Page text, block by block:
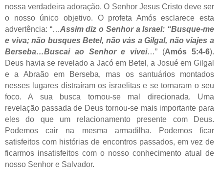
nossa verdadeira adoração. O Senhor Jesus Cristo deve ser
o nosso único objetivo. O profeta Amós esclarece esta
advertência: “…Assim diz o Senhor a Israel: “Busque-me
e viva; não busques Betel, não vás a Gilgal, não viajes a
Berseba…Buscai ao Senhor e vivei…” (Amós 5:4-6).
Deus havia se revelado a Jacó em Betel, a Josué em Gilgal
e a Abraão em Berseba, mas os santuários montados
nesses lugares distraíram os israelitas e se tornaram o seu
foco. A sua busca tornou-se mal direcionada. Uma
revelação passada de Deus tornou-se mais importante para
eles do que um relacionamento presente com Deus.
Podemos cair na mesma armadilha. Podemos ficar
satisfeitos com histórias de encontros passados, em vez de
ficarmos insatisfeitos com o nosso conhecimento atual de
nosso Senhor e Salvador.